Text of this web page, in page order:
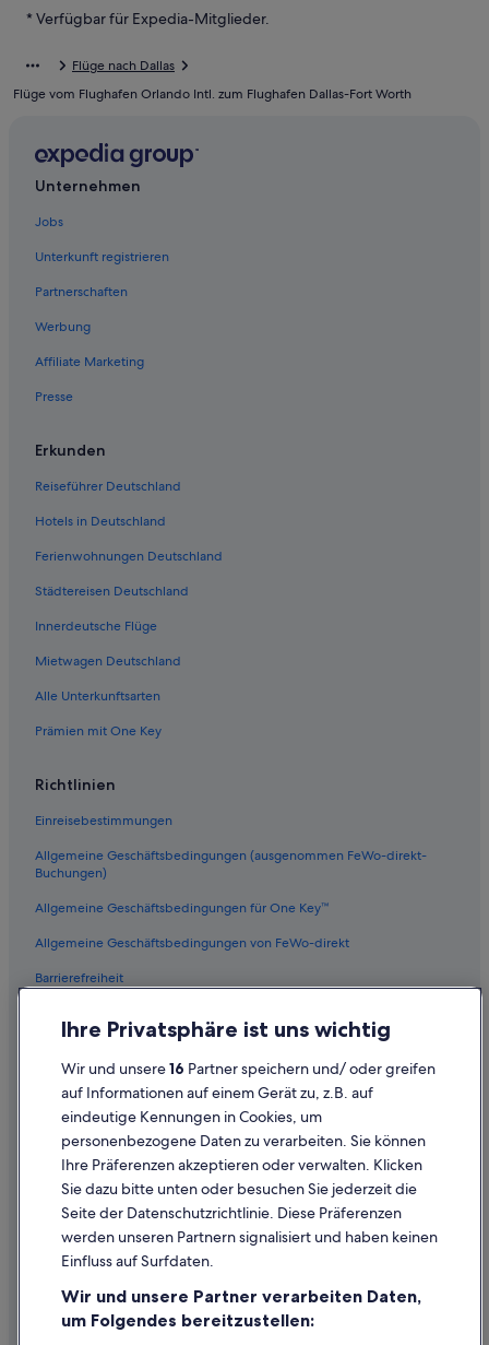
Hotels mit Pool in Grapevine
Red Roof Inn Hotels in Grapevine
Hotels mit Casino in Grapevine
Hotels mit Meerblick in Grapevine
All-Inclusive- in Grapevine
Luxus in Grapevine
B&B in Grapevine
* Verfügbar für Expedia-Mitglieder.
Flüge nach Dallas
Flüge vom Flughafen Orlando Intl. zum Flughafen Dallas-Fort Worth
Unternehmen
Jobs
Unterkunft registrieren
Partnerschaften
Werbung
Affiliate Marketing
Presse
Erkunden
Reiseführer Deutschland
Hotels in Deutschland
Ferienwohnungen Deutschland
Städtereisen Deutschland
Innerdeutsche Flüge
Mietwagen Deutschland
Alle Unterkunftsarten
Prämien mit One Key
Richtlinien
Einreisebestimmungen
Allgemeine Geschäftsbedingungen (ausgenommen FeWo-direkt-
Buchungen)
Allgemeine Geschäftsbedingungen für One Key™
Allgemeine Geschäftsbedingungen von FeWo-direkt
Barrierefreiheit
Inhaltsrichtlinien und Melden von Inhalten
Hilfe
Hilfe
Flug stornieren
Rückerstattungsdauer
Ihre Privatsphäre ist uns wichtig
Wir und unsere16 Partner speichern und/ oder greifen
auf Informationen auf einem Gerät zu, z.B. auf
eindeutige Kennungen in Cookies, um
personenbezogene Daten zu verarbeiten. Sie können
Ihre Präferenzen akzeptieren oder verwalten. Klicken
Sie dazu bitte unten oder besuchen Sie jederzeit die
Seite der Datenschutzrichtlinie. Diese Präferenzen
werden unseren Partnern signalisiert und haben keinen
Einfluss auf Surfdaten.
Wir und unsere Partner verarbeiten Daten,
um Folgendes bereitzustellen: